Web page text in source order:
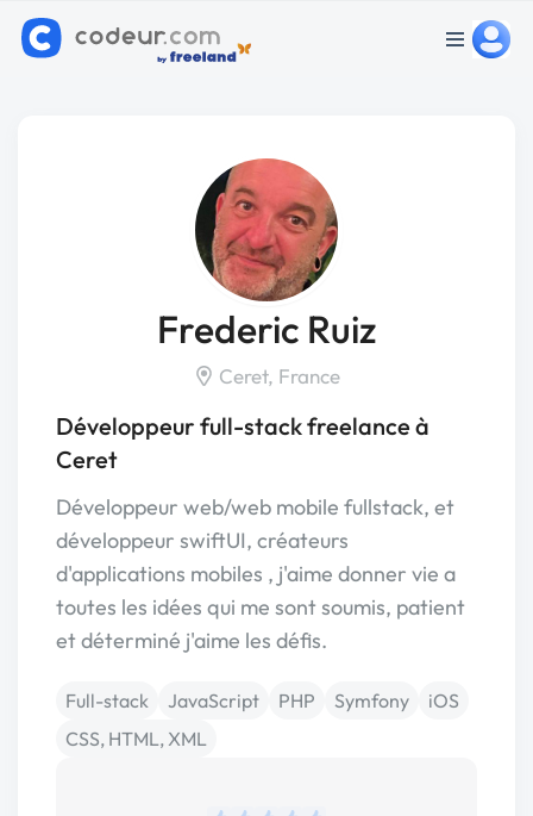
Frederic Ruiz
Ceret, France
Développeur full-stack freelance à
Ceret
Développeur web/web mobile fullstack, et
développeur swiftUI, créateurs
d'applications mobiles , j'aime donner vie a
toutes les idées qui me sont soumis, patient
et déterminé j'aime les défis.
Full-stack JavaScript PHP Symfony
iOS
CSS, HTML, XML